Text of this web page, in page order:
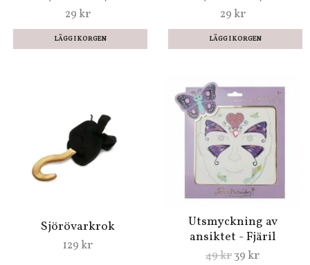
29 kr 29 kr
Sjörövarkrok
129 kr
Utsmyckning av
ansiktet - Fjäril
49 kr39 kr